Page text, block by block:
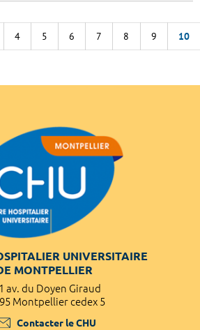
4 5 6 7 8 9 10
UNIVERSITAIRE
MONTPELLIER
av. du Doyen Giraud
Montpellier cedex 5
Contacter le CHU